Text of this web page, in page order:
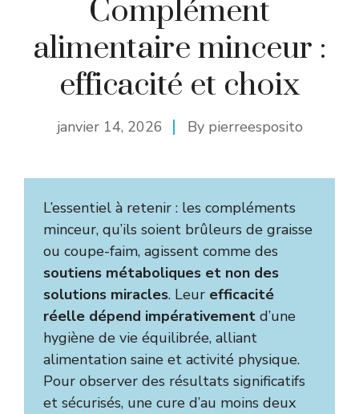
Complément
alimentaire minceur :
efficacité et choix
janvier 14, 2026 By pierreesposito
L’essentiel à retenir : les compléments
minceur, qu’ils soient brûleurs de graisse
ou coupe-faim, agissent comme des
soutiens métaboliques et non des
solutions miracles. Leur efficacité
réelle dépend impérativement d’une
hygiène de vie équilibrée, alliant
alimentation saine et activité physique.
Pour observer des résultats significatifs
et sécurisés, une cure d’au moins deux